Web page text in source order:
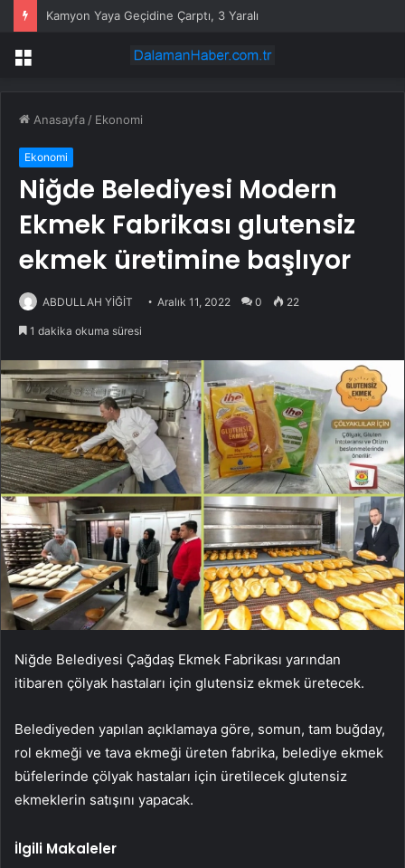
Kamyon Yaya Geçidine Çarptı, 3 Yaralı
Menü
Anasayfa / Ekonomi
Ekonomi
Niğde Belediyesi Modern
Ekmek Fabrikası glutensiz
ekmek üretimine başlıyor
ABDULLAH YİĞİT Aralık 11, 2022 0 22
1 dakika okuma süresi
Niğde Belediyesi Çağdaş Ekmek Fabrikası yarından
itibaren çölyak hastaları için glutensiz ekmek üretecek.
Belediyeden yapılan açıklamaya göre, somun, tam buğday,
rol ekmeği ve tava ekmeği üreten fabrika, belediye ekmek
büfelerinde çölyak hastaları için üretilecek glutensiz
ekmeklerin satışını yapacak.
İlgili Makaleler